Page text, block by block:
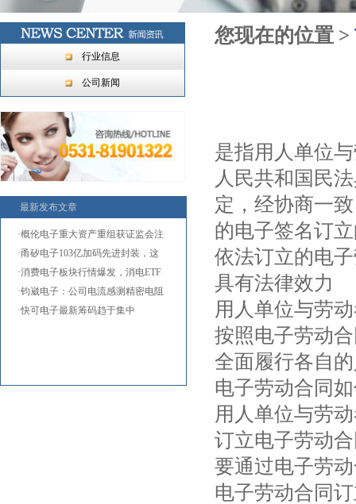
行业信息
公司新闻
最新发布文章
·概伦电子重大资产重组获证监会注
·甬矽电子103亿加码先进封装，这
·消费电子板块行情爆发，消电ETF
·钧崴电子：公司电流感测精密电阻
·快可电子最新筹码趋于集中
您现在的位置 >
是指用人单位
人民共和国民
定，经协商一
的电子签名订
依法订立的电
具有法律效力
用人单位与劳
按照电子劳动
全面履行各自
电子劳动合同
用人单位与劳
订立电子劳动
要通过电子劳
电子劳动合同